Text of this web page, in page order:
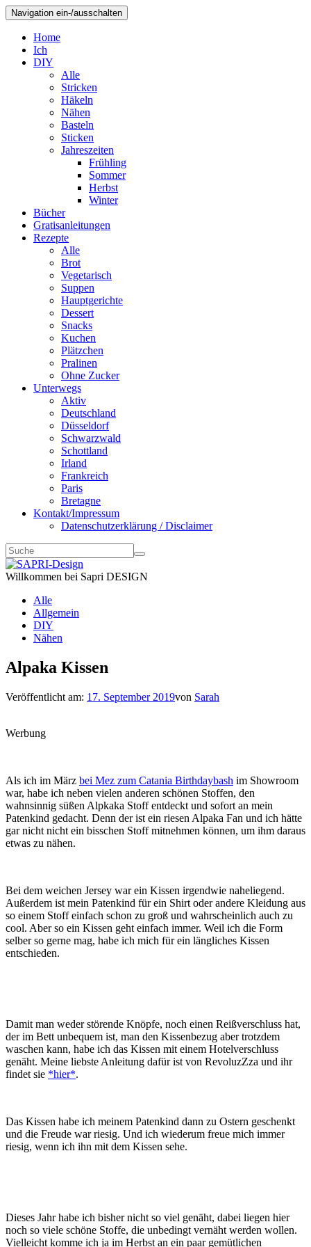
Navigation ein-/ausschalten
Home
Ich
DIY
Alle
Stricken
Häkeln
Nähen
Basteln
Sticken
Jahreszeiten
Frühling
Sommer
Herbst
Winter
Bücher
Gratisanleitungen
Rezepte
Alle
Brot
Vegetarisch
Suppen
Hauptgerichte
Dessert
Snacks
Kuchen
Plätzchen
Pralinen
Ohne Zucker
Unterwegs
Aktiv
Deutschland
Düsseldorf
Schwarzwald
Schottland
Irland
Frankreich
Paris
Bretagne
Kontakt/Impressum
Datenschutzerklärung / Disclaimer
Willkommen bei Sapri DESIGN
Alle
Allgemein
DIY
Nähen
Alpaka Kissen
Veröffentlicht am: 17. September 2019von Sarah
Werbung
Als ich im März bei Mez zum Catania Birthdaybash im Showroom
war, habe ich neben vielen anderen schönen Stoffen, den
wahnsinnig süßen Alpkaka Stoff entdeckt und sofort an mein
Patenkind gedacht. Denn der ist ein riesen Alpaka Fan und ich hätte
gar nicht nicht ein bisschen Stoff mitnehmen können, um ihm daraus
etwas zu nähen.
Bei dem weichen Jersey war ein Kissen irgendwie naheliegend.
Außerdem ist mein Patenkind für ein Shirt oder andere Kleidung aus
so einem Stoff einfach schon zu groß und wahrscheinlich auch zu
cool. Aber so ein Kissen geht einfach immer. Weil ich die Form
selber so gerne mag, habe ich mich für ein längliches Kissen
entschieden.
Damit man weder störende Knöpfe, noch einen Reißverschluss hat,
der im Bett unbequem ist, man den Kissenbezug aber trotzdem
waschen kann, habe ich das Kissen mit einem Hotelverschluss
genäht. Meine liebste Anleitung dafür ist von RevoluzZza und ihr
findet sie *hier*.
Das Kissen habe ich meinem Patenkind dann zu Ostern geschenkt
und die Freude war riesig. Und ich wiederum freue mich immer
riesig, wenn ich ihn mit dem Kissen sehe.
Dieses Jahr habe ich bisher nicht so viel genäht, dabei liegen hier
noch so viele schöne Stoffe, die unbedingt vernäht werden wollen.
Vielleicht komme ich ja im Herbst an ein paar gemütlichen